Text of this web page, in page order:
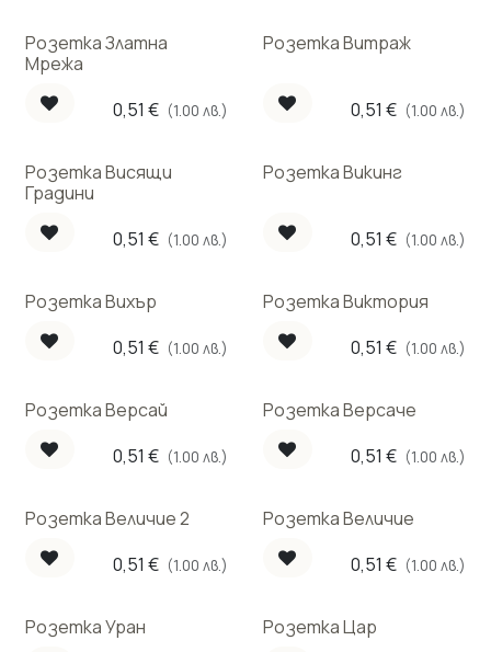
Розетка Златна
Мрежа
0,51 € (1.00 лв.)
Розетка Витраж
0,51 € (1.00 лв.)
Розетка Висящи
Градини
0,51 € (1.00 лв.)
Розетка Викинг
0,51 € (1.00 лв.)
Розетка Вихър
0,51 € (1.00 лв.)
Розетка Виктория
0,51 € (1.00 лв.)
Розетка Версай
0,51 € (1.00 лв.)
Розетка Версаче
0,51 € (1.00 лв.)
Розетка Величие 2
0,51 € (1.00 лв.)
Розетка Величие
0,51 € (1.00 лв.)
Розетка Уран Розетка Цар